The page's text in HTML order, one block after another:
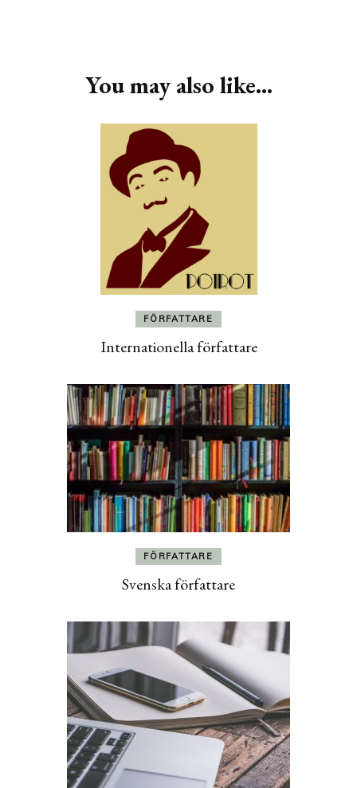
You may also like...
FÖRFATTARE
Internationella författare
FÖRFATTARE
Svenska författare